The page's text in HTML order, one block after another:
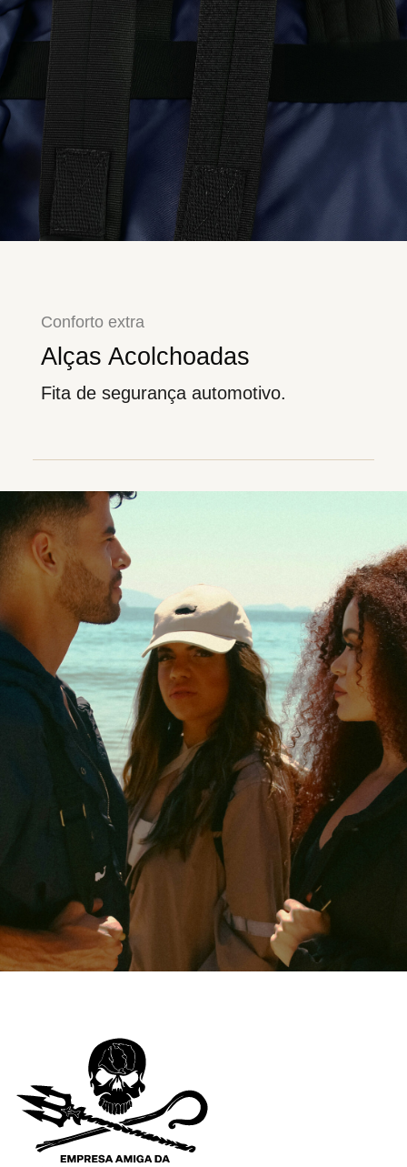
Conforto extra
Alças Acolchoadas
Fita de segurança automotivo.